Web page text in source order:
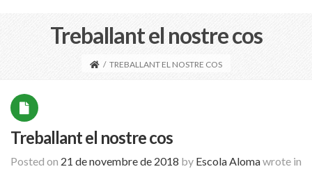
Treballant el nostre cos
/ TREBALLANT EL NOSTRE COS
Treballant el nostre cos
Posted on 21 de novembre de 2018 by Escola Alomawrote in